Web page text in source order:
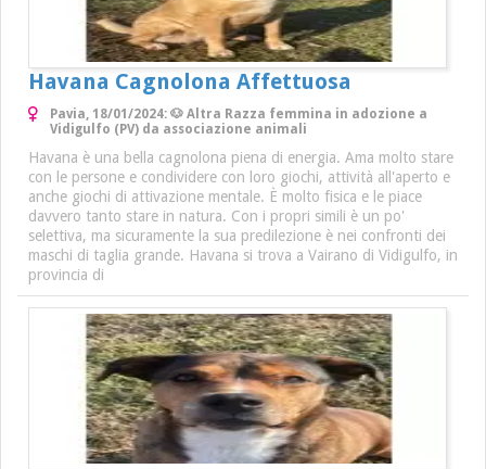
Havana Cagnolona Affettuosa
Pavia, 18/01/2024: 🐶 Altra Razza femmina in adozione a
Vidigulfo (PV) da associazione animali
Havana è una bella cagnolona piena di energia. Ama molto stare
con le persone e condividere con loro giochi, attività all'aperto e
anche giochi di attivazione mentale. È molto fisica e le piace
davvero tanto stare in natura. Con i propri simili è un po'
selettiva, ma sicuramente la sua predilezione è nei confronti dei
maschi di taglia grande. Havana si trova a Vairano di Vidigulfo, in
provincia di